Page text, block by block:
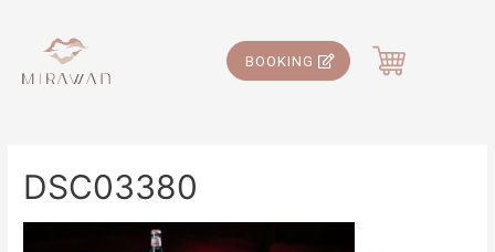
BOOKING
DSC03380